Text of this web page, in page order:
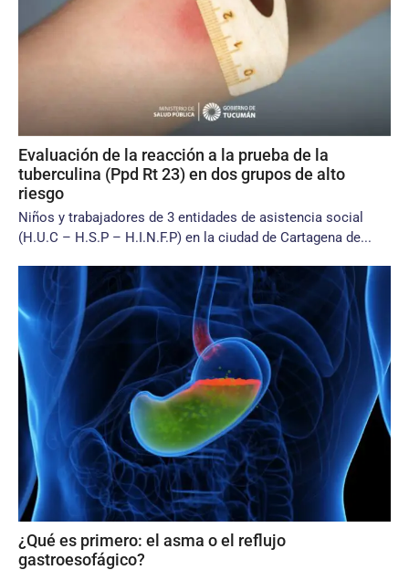
Evaluación de la reacción a la prueba de la
tuberculina (Ppd Rt 23) en dos grupos de alto
riesgo
Niños y trabajadores de 3 entidades de asistencia social
(H.U.C – H.S.P – H.I.N.F.P) en la ciudad de Cartagena de...
¿Qué es primero: el asma o el reflujo
gastroesofágico?